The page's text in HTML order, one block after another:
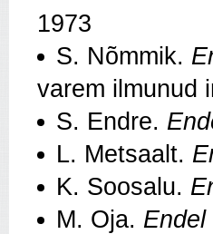
1973
S. Nõmmik.
varem ilmunud
S. Endre.
L. Metsaalt.
K. Soosalu.
M. Oja. Endel